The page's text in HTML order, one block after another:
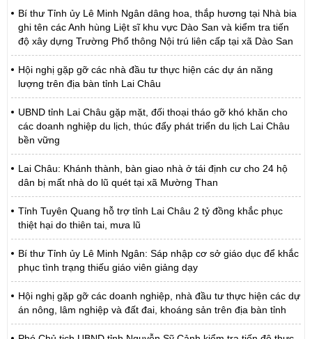
Bí thư Tỉnh ủy Lê Minh Ngân dâng hoa, thắp hương tại Nhà bia
ghi tên các Anh hùng Liệt sĩ khu vực Dào San và kiểm tra tiến
độ xây dựng Trường Phổ thông Nội trú liên cấp tại xã Dào San
Hội nghị gặp gỡ các nhà đầu tư thực hiện các dự án năng
lượng trên địa bàn tỉnh Lai Châu
UBND tỉnh Lai Châu gặp mặt, đối thoại tháo gỡ khó khăn cho
các doanh nghiệp du lịch, thúc đẩy phát triển du lịch Lai Châu
bền vững
Lai Châu: Khánh thành, bàn giao nhà ở tái định cư cho 24 hộ
dân bị mất nhà do lũ quét tại xã Mường Than
Tỉnh Tuyên Quang hỗ trợ tỉnh Lai Châu 2 tỷ đồng khắc phục
thiệt hại do thiên tai, mưa lũ
Bí thư Tỉnh ủy Lê Minh Ngân: Sáp nhập cơ sở giáo dục để khắc
phục tình trạng thiếu giáo viên giảng dạy
Hội nghị gặp gỡ các doanh nghiệp, nhà đầu tư thực hiện các dự
án nông, lâm nghiệp và đất đai, khoáng sản trên địa bàn tỉnh